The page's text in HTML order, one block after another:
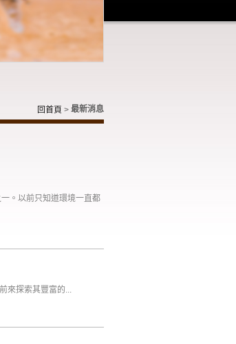
回首頁 > 最新消息
。以前只知道環境一直都
來探索其豐富的...